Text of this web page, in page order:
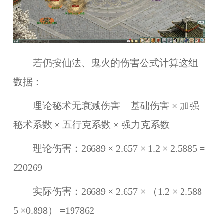
若仍按仙法、鬼火的伤害公式计算这组
数据：
理论秘术无衰减伤害 = 基础伤害 × 加强
秘术系数 × 五行克系数 × 强力克系数
理论伤害：26689 × 2.657 × 1.2 × 2.5885 =
220269
实际伤害：26689 × 2.657 × （1.2 × 2.588
5 ×0.898） =197862